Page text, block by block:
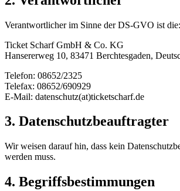
Verantwortlicher im Sinne der DS-GVO ist die:
Ticket Scharf GmbH & Co. KG
Hansererweg 10, 83471 Berchtesgaden,
Telefon: 08652/2325
Telefax: 08652/690929
E-Mail: datenschutz(at)ticketscharf.de
3. Datenschutzbeauftragter
Wir weisen darauf hin, dass kein
werden muss.
4. Begriffsbestimmungen